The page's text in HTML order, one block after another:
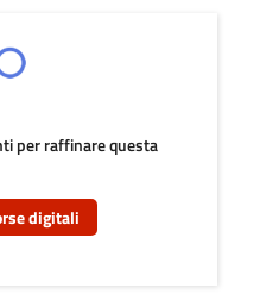
per raffinare questa
digitali